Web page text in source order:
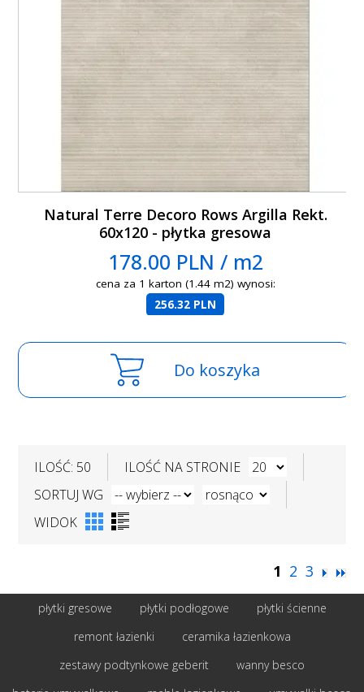
Natural Terre Decoro Rows Argilla Rekt.
60x120 - płytka gresowa
178.00 PLN / m2
cena za 1 karton (1.44 m2) wynosi:
256.32 PLN
Do koszyka
ILOŚĆ: 50
ILOŚĆ NA STRONIE
SORTUJ WG
WIDOK
1 2 3
płytki gresowe płytki podłogowe
płytki ścienne
remont łazienki
ceramika łazienkowa
zestawy podtynkowe geberit
wanny besco